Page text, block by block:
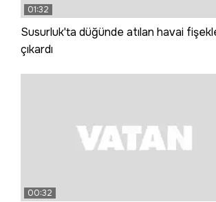
01:32
Susurluk'ta düğünde atılan havai
çıkardı
00:32